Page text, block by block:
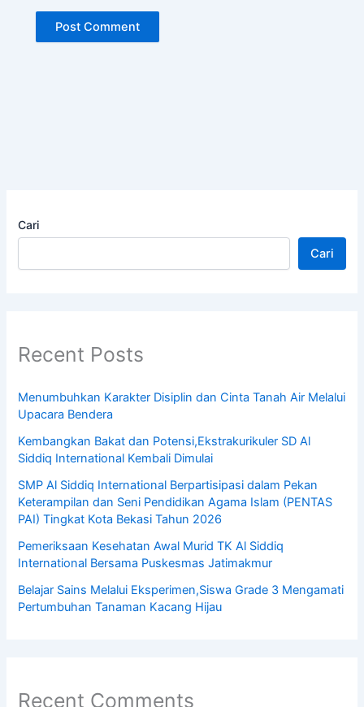
Cari
Cari
Recent Posts
Menumbuhkan Karakter Disiplin dan Cinta Tanah Air Melalui
Upacara Bendera
Kembangkan Bakat dan Potensi,Ekstrakurikuler SD Al
Siddiq International Kembali Dimulai
SMP Al Siddiq International Berpartisipasi dalam Pekan
Keterampilan dan Seni Pendidikan Agama Islam (PENTAS
PAI) Tingkat Kota Bekasi Tahun 2026
Pemeriksaan Kesehatan Awal Murid TK Al Siddiq
International Bersama Puskesmas Jatimakmur
Belajar Sains Melalui Eksperimen,Siswa Grade 3 Mengamati
Pertumbuhan Tanaman Kacang Hijau
Recent Comments